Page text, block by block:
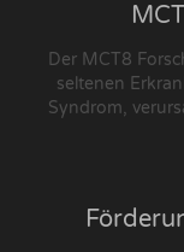
Der MCT8
seltenen
Syndrom,